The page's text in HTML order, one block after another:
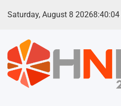
Saturday, August 8 20268:40:05